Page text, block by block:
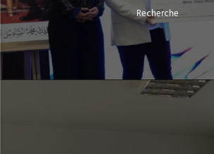
Recherche